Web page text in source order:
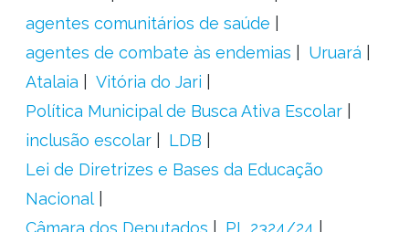
agentes comunitários de saúde
agentes de combate às endemias
Uruará
Atalaia
Vitória do Jari
Política Municipal de Busca Ativa Escolar
inclusão escolar
LDB
Lei de Diretrizes e Bases da Educação
Nacional
Câmara dos Deputados
PL 2324/24